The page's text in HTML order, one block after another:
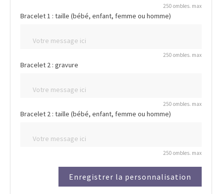
250 ombles. max
Bracelet 1 : taille (bébé, enfant, femme ou homme)
250 ombles. max
Bracelet 2 : gravure
250 ombles. max
Bracelet 2 : taille (bébé, enfant, femme ou homme)
250 ombles. max
Enregistrer la personnalisation